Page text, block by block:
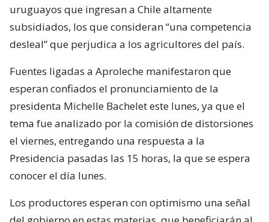
uruguayos que ingresan a Chile altamente
subsidiados, los que consideran “una competencia
desleal” que perjudica a los agricultores del país.
Fuentes ligadas a Aproleche manifestaron que
esperan confiados el pronunciamiento de la
presidenta Michelle Bachelet este lunes, ya que el
tema fue analizado por la comisión de distorsiones
el viernes, entregando una respuesta a la
Presidencia pasadas las 15 horas, la que se espera
conocer el día lunes.
Los productores esperan con optimismo una señal